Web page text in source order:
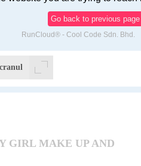
GIRL MAKE UP AND